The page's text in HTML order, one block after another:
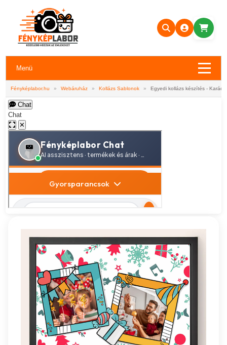
Menü
Fényképlabor.hu » Webáruház » Kollázs Sablonok » Egyedi kollázs készítés -
Chat
Chat
✕